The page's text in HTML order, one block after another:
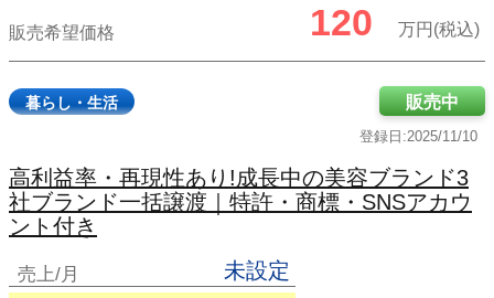
販売希望価格 120 万円(税込)
暮らし・生活
登録日:2025/11/10
販売中
高利益率・再現性あり!成長中の美容ブランド3
社ブランド一括譲渡｜特許・商標・SNSアカウ
ント付き
売上/月 未設定